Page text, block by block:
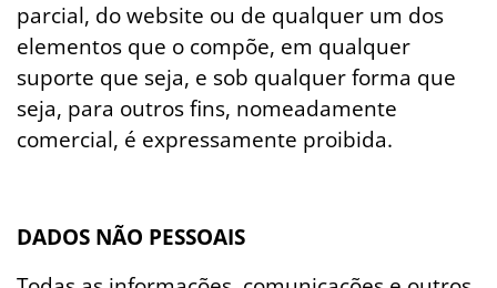
parcial, do website ou de qualquer um dos
elementos que o compõe, em qualquer
suporte que seja, e sob qualquer forma que
seja, para outros fins, nomeadamente
comercial, é expressamente proibida.
DADOS NÃO PESSOAIS